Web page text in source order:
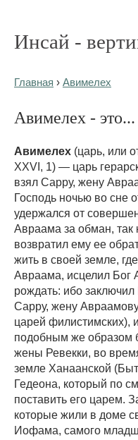
Инсай -
Главная › Авимелех
Авимелех - это...
Авимелех (царь, или
XXVI, 1) — царь
взял Сарру, жену
Господь ночью во сне
удержался от
Авраама за обман, так
возвратил ему ее
жить в своей земле,
Авраама, исцелил Бог
рождать: ибо
Сарру, жену
царей филистимских),
подобным же образом
жены Ревекки, во
земле Ханаанской
Гедеона, который по
поставить его царем.
которые жили в доме
Иофама, самого